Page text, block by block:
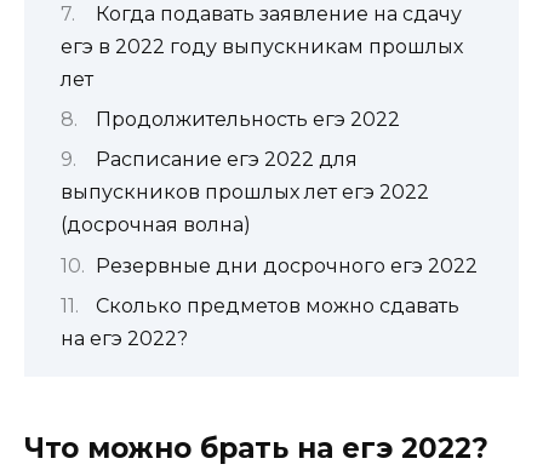
Когда подавать заявление на сдачу
егэ в 2022 году выпускникам прошлых
лет
Продолжительность егэ 2022
Расписание егэ 2022 для
выпускников прошлых лет егэ 2022
(досрочная волна)
Резервные дни досрочного егэ 2022
Сколько предметов можно сдавать
на егэ 2022?
Что можно брать на егэ 2022?